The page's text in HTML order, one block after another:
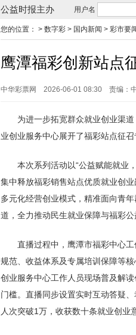
公益时报主办 用户名
您的位置： > 数字彩 > 国内新闻 > 彩市要
鹰潭福彩创新站点
中华彩票网 2026-06-01 08:30 责编：
为进一步拓宽群众就业创业渠道
业创业服务中心展开了福彩站点征召
本次系列活动以“公益赋能就业，
集中释放福彩销售站点优质就业创
多元化经营创业模式，精准面向青
道，全力推动民生就业保障与福彩公
直播过程中，鹰潭市福彩中心工
规范、收益体系及专属培训保障等
创业服务中心工作人员现场普及解
门槛。直播同步设置实时互动答疑
人次突破1万，收获数十条就业创业